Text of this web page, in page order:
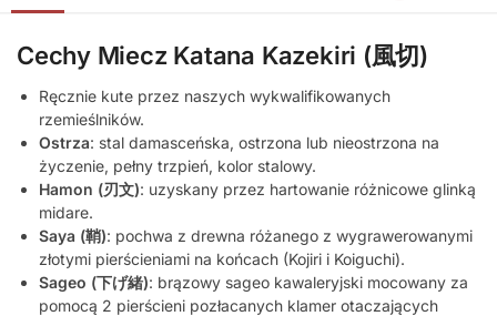
Cechy Miecz Katana Kazekiri (風切)
Ręcznie kute przez naszych wykwalifikowanych
rzemieślników.
Ostrza: stal damasceńska, ostrzona lub nieostrzona na
życzenie, pełny trzpień, kolor stalowy.
Hamon (刃文): uzyskany przez hartowanie różnicowe glinką
midare.
Saya (鞘): pochwa z drewna różanego z wygrawerowanymi
złotymi pierścieniami na końcach (Kojiri i Koiguchi).
Sageo (下げ緒): brązowy sageo kawaleryjski mocowany za
pomocą 2 pierścieni pozłacanych klamer otaczających